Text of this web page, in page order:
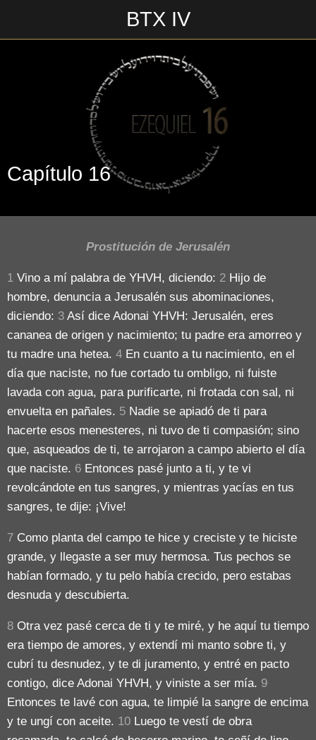
BTX IV
Escrito en 06/08/2018\n__________________\n
Capítulo 16
Prostitución de Jerusalén
1 Vino a mí palabra de YHVH, diciendo: 2 Hijo de
hombre, denuncia a Jerusalén sus abominaciones,
diciendo: 3 Así dice Adonai YHVH: Jerusalén, eres
cananea de origen y nacimiento; tu padre era amorreo y
tu madre una hetea. 4 En cuanto a tu nacimiento, en el
día que naciste, no fue cortado tu ombligo, ni fuiste
lavada con agua, para purificarte, ni frotada con sal, ni
envuelta en pañales. 5 Nadie se apiadó de ti para
hacerte esos menesteres, ni tuvo de ti compasión; sino
que, asqueados de ti, te arrojaron a campo abierto el día
que naciste. 6 Entonces pasé junto a ti, y te vi
revolcándote en tus sangres, y mientras yacías en tus
sangres, te dije: ¡Vive!
7 Como planta del campo te hice y creciste y te hiciste
grande, y llegaste a ser muy hermosa. Tus pechos se
habían formado, y tu pelo había crecido, pero estabas
desnuda y descubierta.
8 Otra vez pasé cerca de ti y te miré, y he aquí tu tiempo
era tiempo de amores, y extendí mi manto sobre ti, y
cubrí tu desnudez, y te di juramento, y entré en pacto
contigo, dice Adonai YHVH, y viniste a ser mía. 9
Entonces te lavé con agua, te limpié la sangre de encima
y te ungí con aceite. 10 Luego te vestí de obra